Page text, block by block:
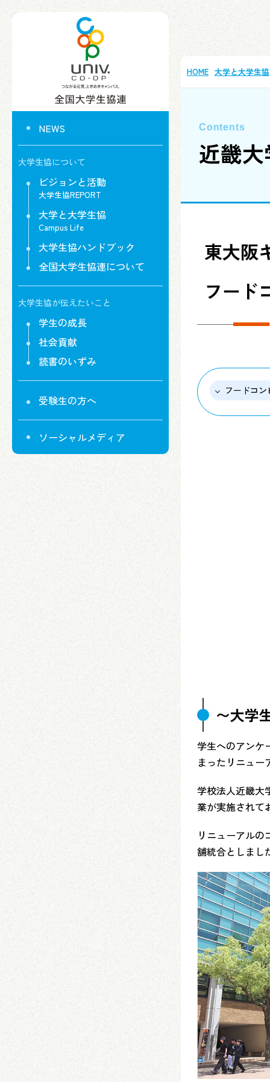
NEWS
大学生協について
ビジョンと活動
大学生協REPORT
大学と大学生協
Campus Life
大学生協ハンドブック
全国大学生協連について
大学生協が伝えたいこと
学生の成長
社会貢献
読書のいずみ
受験生の方へ
ソーシャルメディア
HOME 大学と大学生協
近畿
東大阪
フード
フードコン
〜大学
学生へのアンケ
まったリニュー
学校法人近畿大
業が実施されて
リニューアル
舗統合としまし